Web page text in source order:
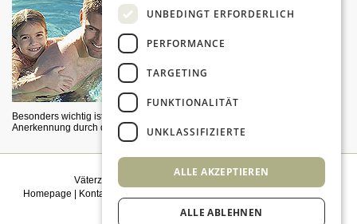
Besonders wichtig ist die
Anerkennung durch den Vater.
ferngesteuerte RC-Autos über die
Piste.
Väterzeit weiterempfehlen
Homepage
Kontakt
Einwilligungsmanagement
UNBEDINGT ERFORDERLICH
PERFORMANCE
TARGETING
FUNKTIONALITÄT
UNKLASSIFIZIERTE
ALLE AKZEPTIEREN
ALLE ABLEHNEN